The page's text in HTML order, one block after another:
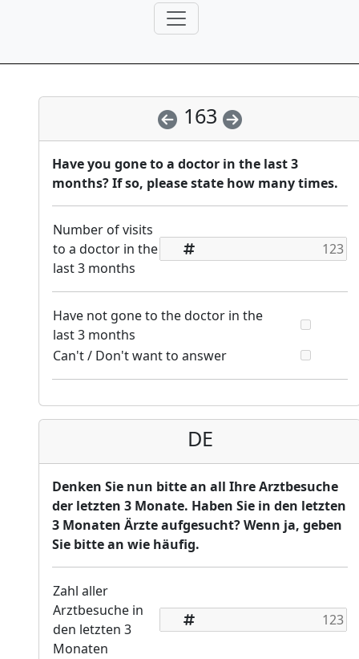
163
Have you gone to a doctor in the last 3
months? If so, please state how many times.
Number of visits
to a doctor in the
last 3 months
Have not gone to the doctor in the
last 3 months
Can't / Don't want to answer
DE
Denken Sie nun bitte an all Ihre Arztbesuche
der letzten 3 Monate. Haben Sie in den letzten
3 Monaten Ärzte aufgesucht? Wenn ja, geben
Sie bitte an wie häufig.
Zahl aller
Arztbesuche in
den letzten 3
Monaten